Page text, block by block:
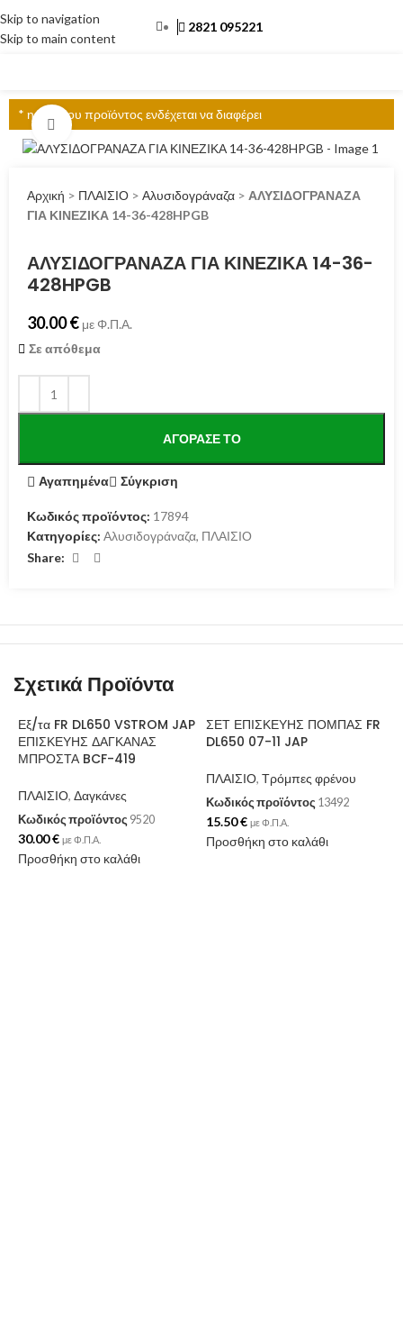
Skip to navigation
Skip to main content
2821 095221
* η τιμή του προϊόντος ενδέχεται να διαφέρει
Click to enlarge
Αρχική > ΠΛΑΙΣΙΟ > Αλυσιδογράναζα > ΑΛΥΣΙΔΟΓΡΑΝΑΖΑ
ΓΙΑ ΚΙΝΕΖΙΚΑ 14-36-428HPGB
ΑΛΥΣΙΔΟΓΡΑΝΑΖΑ ΓΙΑ ΚΙΝΕΖΙΚΑ 14-36-
428HPGB
30.00€ με Φ.Π.Α.
Σε απόθεμα
ΑΓΌΡΑΣΕ ΤΟ
Αγαπημένα Σύγκριση
Κωδικός προϊόντος: 17894
Κατηγορίες: Αλυσιδογράναζα, ΠΛΑΙΣΙΟ
Share:
Σχετικά Προϊόντα
Εξ/τα FR DL650 VSTROM JAP
ΕΠΙΣΚΕΥΗΣ ΔΑΓΚΑΝΑΣ
ΜΠΡΟΣΤΑ BCF-419
ΠΛΑΙΣΙΟ, Δαγκάνες
Κωδικός προϊόντος 9520
30.00€ με Φ.Π.Α.
Προσθήκη στο καλάθι
ΣΕΤ ΕΠΙΣΚΕΥΗΣ ΠΟΜΠΑΣ FR
DL650 07-11 JAP
ΠΛΑΙΣΙΟ, Τρόμπες φρένου
Κωδικός προϊόντος 13492
15.50€ με Φ.Π.Α.
Προσθήκη στο καλάθι